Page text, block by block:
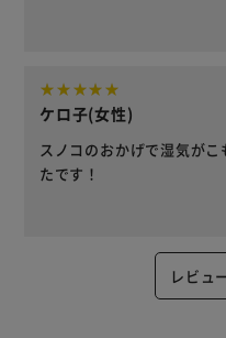
ケロ子(女性)
スノコのおかげで湿気が
たです！
レビュ